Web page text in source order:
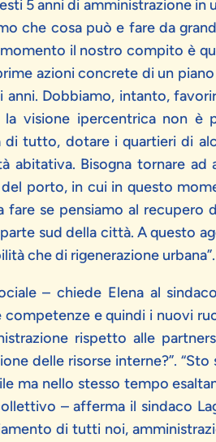
5 anni di amministrazione in
che cosa può e fare da
il nostro compito è
azioni concrete di un
Dobbiamo, intanto,
visione ipercentrica non è
tutto, dotare i quartieri di
abitativa. Bisogna tornare ad
porto, in cui in questo
fare se pensiamo al recupero
sud della città. A questo
che di rigenerazione urbana”.
– chiede Elena al
e quindi i nuovi
rispetto alle
delle risorse interne?”.
ma nello stesso tempo
– afferma il sindaco
di tutti noi,